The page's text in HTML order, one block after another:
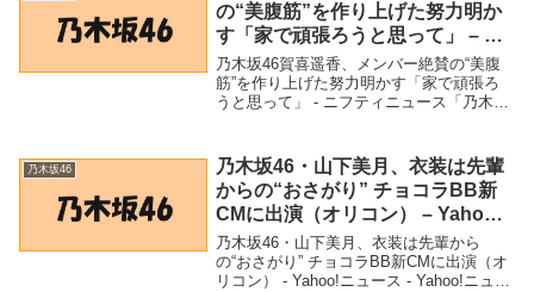
の“美腹筋”を作り上げた努力明か
す「家で頑張ろうと思って」 – ニ
フティニュース
乃木坂46賀喜遥香、メンバー絶賛の“美腹
筋”を作り上げた努力明かす「家で頑張ろ
うと思って」 - ニフティニュース「乃木坂
「家で頑張ろうと思って」 - ニフティニ...
乃木坂46
乃木坂46・山下美月、衣装は先輩
からの“おさがり” チョコラBB新
CMに出演（オリコン） – Yahoo!
ニュース – Yahoo!ニュース
乃木坂46・山下美月、衣装は先輩から
の“おさがり” チョコラBB新CMに出演（オ
リコン） - Yahoo!ニュース - Yahoo!ニュー